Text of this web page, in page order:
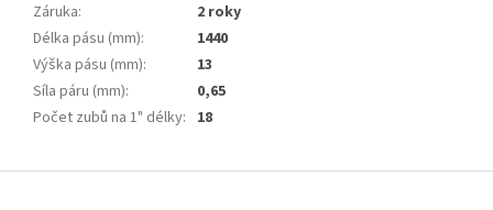
Záruka:
2 roky
Délka pásu (mm):
1440
Výška pásu (mm):
13
Síla páru (mm):
0,65
Počet zubů na 1" délky: 18